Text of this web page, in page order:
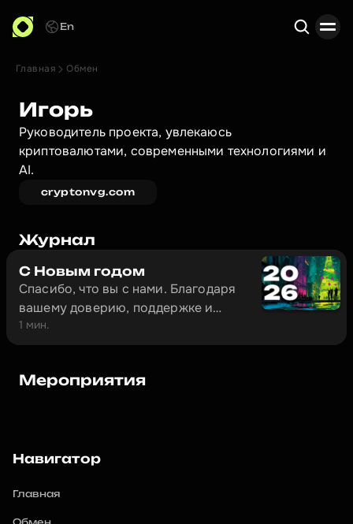
En
Главная Обмен
Игорь
Руководитель проекта, увлекаюсь
криптовалютами, современными технологиями и
AI.
cryptonvg.com
Журнал
С Новым годом
Спасибо, что вы с нами. Благодаря
вашему доверию, поддержке и
обратной связи наш проект
1 мин.
Мероприятия
Навигатор
Главная